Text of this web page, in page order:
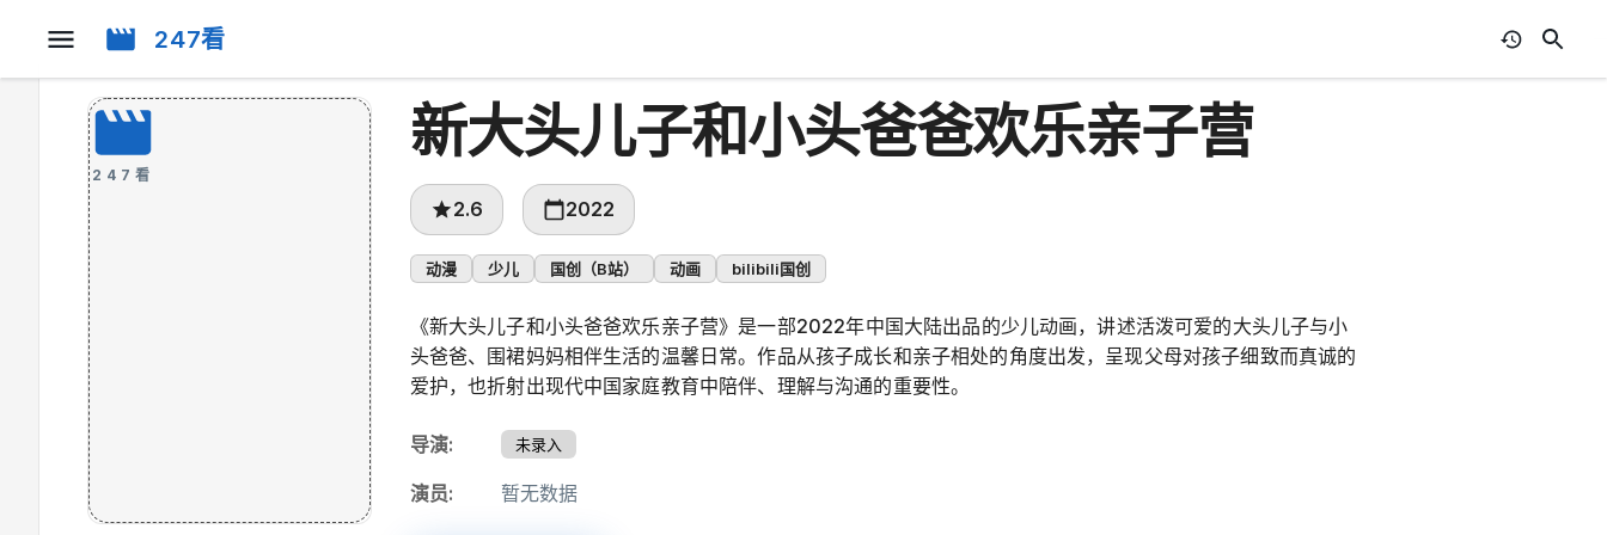
247看
247看
新大头儿子和小头爸爸欢乐亲子营
2.6 2022
动漫 少儿 国创（B站） 动画 bilibili国创
《新大头儿子和小头爸爸欢乐亲子营》是一部2022年中国大陆出品的少儿动画，讲述活泼可爱的大头儿子与小
头爸爸、围裙妈妈相伴生活的温馨日常。作品从孩子成长和亲子相处的角度出发，呈现父母对孩子细致而真诚的
爱护，也折射出现代中国家庭教育中陪伴、理解与沟通的重要性。
导演: 未录入
演员: 暂无数据